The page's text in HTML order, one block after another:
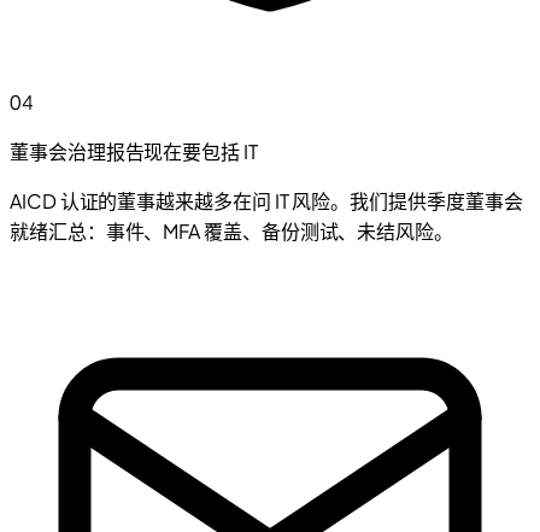
04
董事会治理报告现在要包括 IT
AICD 认证的董事越来越多在问 IT 风险。我们提供季度董事会
就绪汇总：事件、MFA 覆盖、备份测试、未结风险。